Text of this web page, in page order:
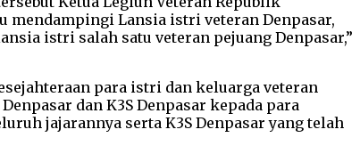
mendampingi Lansia istri veteran Denpasar,
istri salah satu veteran pejuang Denpasar,”
para istri dan keluarga veteran
dan K3S Denpasar kepada para
jajarannya serta K3S Denpasar yang telah